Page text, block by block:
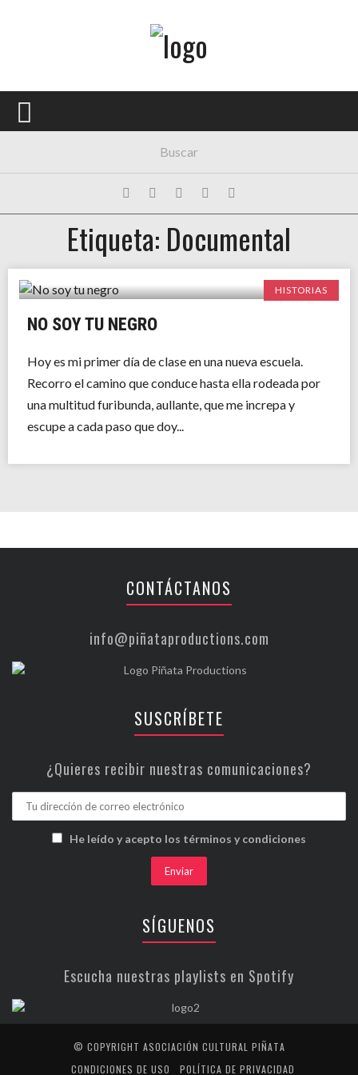
PORTADA
FESTIVALES
EXPOSICIONES
HISTORIAS
Etiqueta: Documental
HISTORIAS
NO SOY TU NEGRO
Hoy es mi primer día de clase en una nueva escuela.
Recorro el camino que conduce hasta ella rodeada por
una multitud furibunda, aullante, que me increpa y
escupe a cada paso que doy...
CONTÁCTANOS
info@piñataproductions.com
SUSCRÍBETE
¿Quieres recibir nuestras comunicaciones?
He leído y acepto los términos y condiciones
SÍGUENOS
Escucha nuestras playlists en Spotify
© COPYRIGHT ASOCIACIÓN CULTURAL PIÑATA
CONDICIONES DE USO
POLÍTICA DE PRIVACIDAD